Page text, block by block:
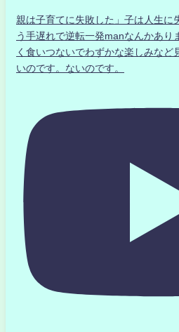
親は子育てに失敗した」子は人生に
う手遅れで逆転一発manなんかあり
く食いつないでわずかな楽しみなど
いのです。ないのです。